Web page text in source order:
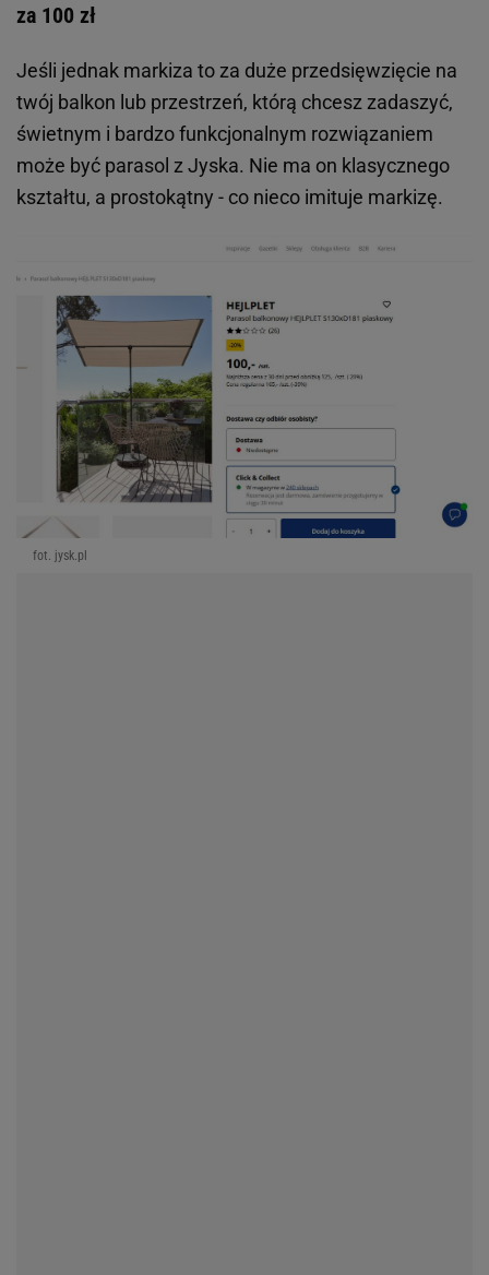
za 100 zł
Jeśli jednak markiza to za duże przedsięwzięcie na
twój balkon lub przestrzeń, którą chcesz zadaszyć,
świetnym i bardzo funkcjonalnym rozwiązaniem
może być parasol z Jyska. Nie ma on klasycznego
kształtu, a prostokątny - co nieco imituje markizę.
fot. jysk.pl